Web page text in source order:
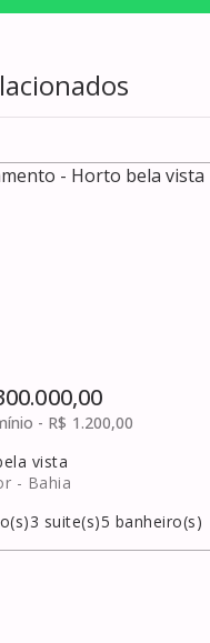
- R$ 1.200,00
vista
- Bahia
3 suite(s)5 banheiro(s)